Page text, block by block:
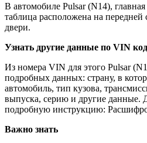
В автомобиле Pulsar (N14),
таблица расположена на передней
двери.
Узнать другие данные по VIN
Из номера VIN для этого Pulsar
подробных данных: страну, в
автомобиль, тип кузова,
выпуска, серию и другие данные.
подробную инструкцию:
Важно знать